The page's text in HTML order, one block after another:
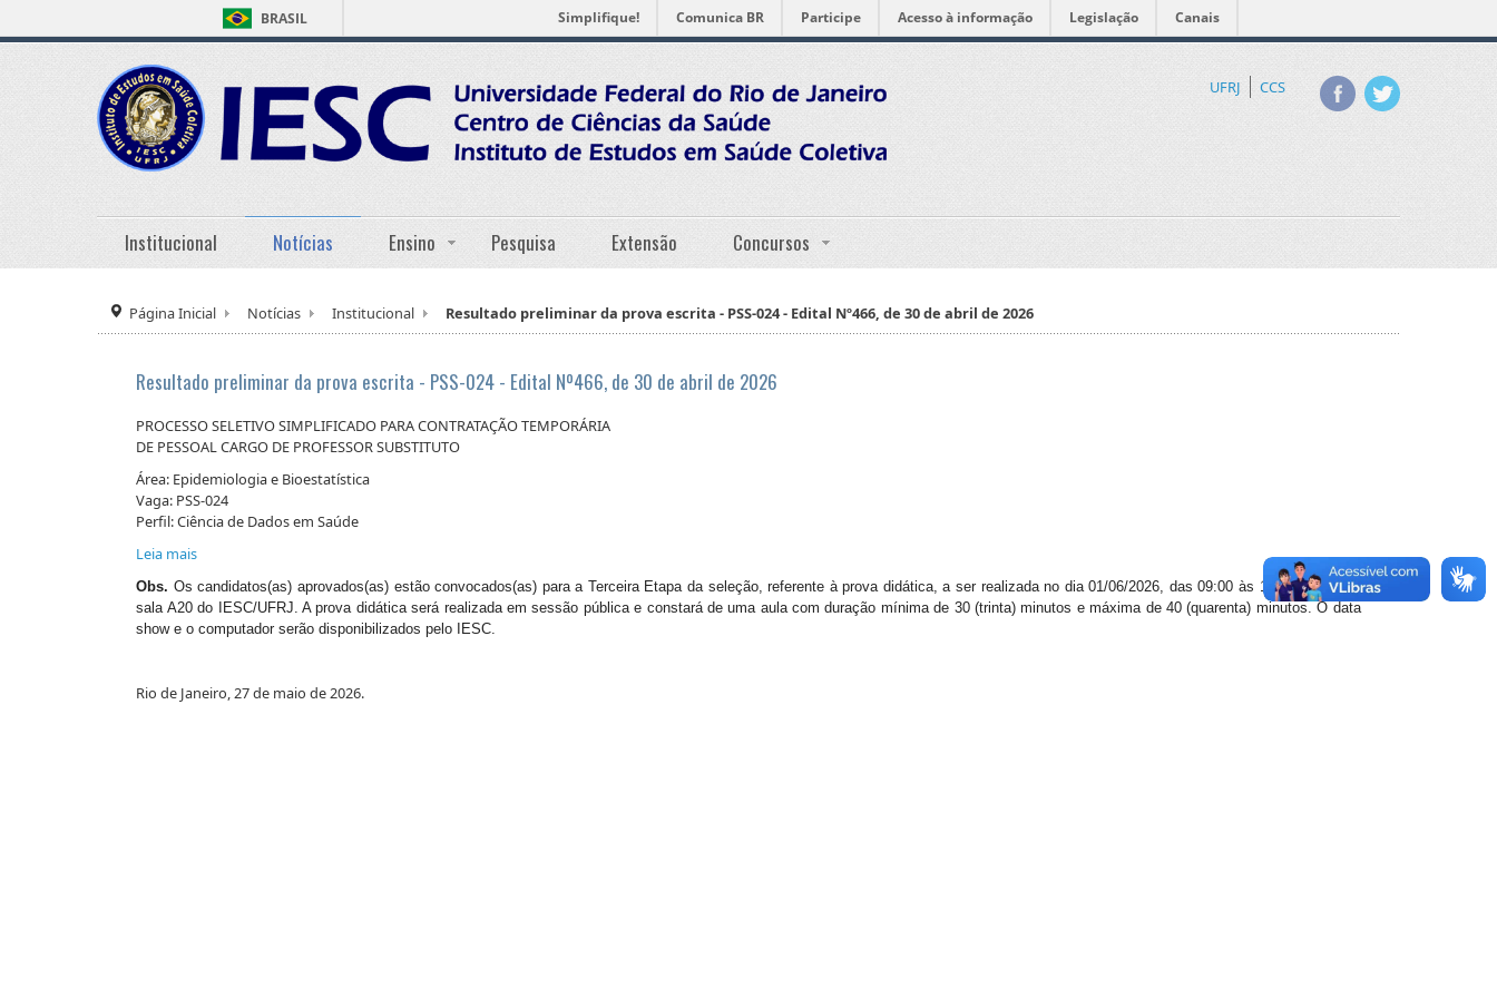
BRASIL Simplifique! Comunica BR Participe Acesso à informação Legislação Canais
UFRJ CCS
Institucional Notícias Ensino Pesquisa Extensão Concursos
Página Inicial Notícias Institucional Resultado preliminar da prova escrita - PSS-024 - Edital Nº466, de 30 de abril de 2026
Resultado preliminar da prova escrita - PSS-024 - Edital Nº466, de 30 de abril de 2026
PROCESSO SELETIVO SIMPLIFICADO PARA CONTRATAÇÃO TEMPORÁRIA
DE PESSOAL CARGO DE PROFESSOR SUBSTITUTO
Área: Epidemiologia e Bioestatística
Vaga: PSS-024
Perfil: Ciência de Dados em Saúde
Leia mais
Obs. Os candidatos(as) aprovados(as) estão convocados(as) para a Terceira Etapa da seleção, referente à prova didática, a ser realizada no dia 01/06/2026, das 09:00 às 13:00 horas, na
sala A20 do IESC/UFRJ. A prova didática será realizada em sessão pública e constará de uma aula com duração mínima de 30 (trinta) minutos e máxima de 40 (quarenta) minutos. O data
show e o computador serão disponibilizados pelo IESC.
Rio de Janeiro, 27 de maio de 2026.